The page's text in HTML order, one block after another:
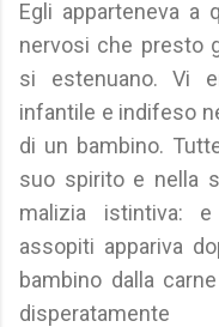
Egli apparteneva a
nervosi che presto
si estenuano. Vi
infantile e indifeso
di un bambino.
suo spirito e nella
malizia istintiva:
assopiti appariva
bambino dalla
disperatamente